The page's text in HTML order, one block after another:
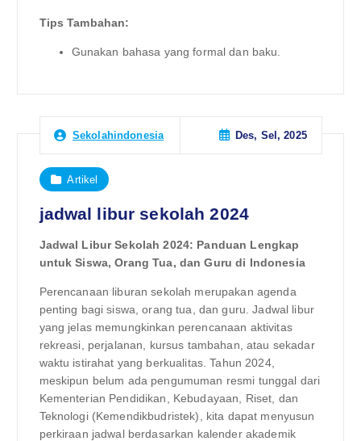
Tips Tambahan:
Gunakan bahasa yang formal dan baku.
Sekolahindonesia Des, Sel, 2025
Artikel
jadwal libur sekolah 2024
Jadwal Libur Sekolah 2024: Panduan Lengkap
untuk Siswa, Orang Tua, dan Guru di Indonesia
Perencanaan liburan sekolah merupakan agenda
penting bagi siswa, orang tua, dan guru. Jadwal libur
yang jelas memungkinkan perencanaan aktivitas
rekreasi, perjalanan, kursus tambahan, atau sekadar
waktu istirahat yang berkualitas. Tahun 2024,
meskipun belum ada pengumuman resmi tunggal dari
Kementerian Pendidikan, Kebudayaan, Riset, dan
Teknologi (Kemendikbudristek), kita dapat menyusun
perkiraan jadwal berdasarkan kalender akademik